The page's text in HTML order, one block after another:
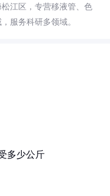
江区，专营移液管、色
服务科研多领域。
多少公斤